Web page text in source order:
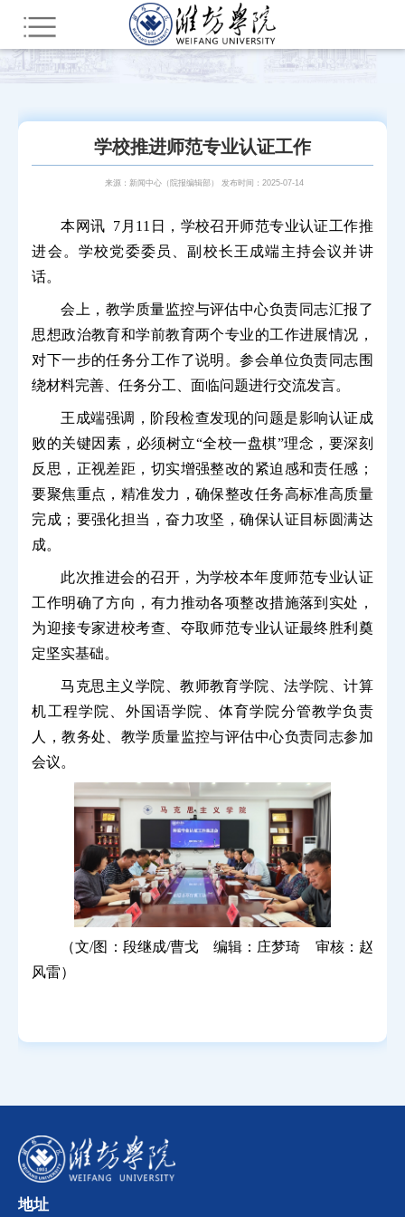
您所在的位置：首页 部门网站群 教辅部门 新闻中心（院报编辑部） 潍院要闻
学校推进师范专业认证工作
来源：新闻中心（院报编辑部） 发布时间：2025-07-14
本网讯 7月11日，学校召开师范专业认证工作推
进会。学校党委委员、副校长王成端主持会议并讲
话。
会上，教学质量监控与评估中心负责同志汇报了
思想政治教育和学前教育两个专业的工作进展情况，
对下一步的任务分工作了说明。参会单位负责同志围
绕材料完善、任务分工、面临问题进行交流发言。
王成端强调，阶段检查发现的问题是影响认证成
败的关键因素，必须树立“全校一盘棋”理念，要深刻
反思，正视差距，切实增强整改的紧迫感和责任感；
要聚焦重点，精准发力，确保整改任务高标准高质量
完成；要强化担当，奋力攻坚，确保认证目标圆满达
成。
此次推进会的召开，为学校本年度师范专业认证
工作明确了方向，有力推动各项整改措施落到实处，
为迎接专家进校考查、夺取师范专业认证最终胜利奠
定坚实基础。
马克思主义学院、教师教育学院、法学院、计算
机工程学院、外国语学院、体育学院分管教学负责
人，教务处、教学质量监控与评估中心负责同志参加
会议。
（文/图：段继成/曹戈 编辑：庄梦琦 审核：赵
风雷）
地址